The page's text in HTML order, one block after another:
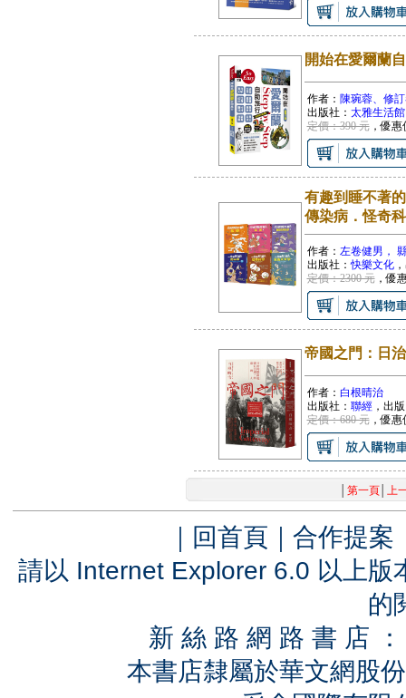
開始在愛爾蘭
作者： 陳琬蓉、修
出版社： 太雅生活館
定價：390 元，優惠
有趣到睡不著
傳染病．怪奇
作者： 左卷健男，
出版社：快樂文化
定價：2300 元，優
帝國之門：日
作者： 白根晴治
出版社： 聯經，出
定價：680 元，優惠
第一頁│ 上
｜ 回首頁 ｜ 合作提案
請以 Internet Explorer 6.0 以上
的
新 絲 路 網 路 書 店
本書店隸屬於華文網股